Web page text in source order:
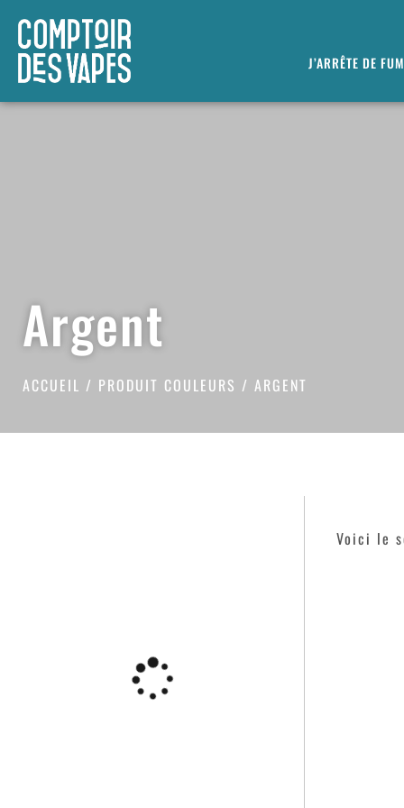
J’ARRÊTE DE
Argent
ACCUEIL / PRODUIT COULEURS / ARGENT
Voici le